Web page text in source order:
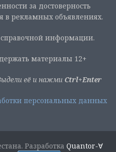
за достоверность
рекламных объявлениях.
справочной информации.
материалы 12+
её и нажми Ctrl+Enter
персональных данных
РазработкаQuantor-∀